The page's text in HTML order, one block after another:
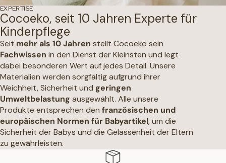
EXPERTISE
Cocoeko, seit 10 Jahren Experte für
Kinderpflege
Seit mehr als 10 Jahren stellt Cocoeko sein
Fachwissen in den Dienst der Kleinsten und legt
dabei besonderen Wert auf jedes Detail. Unsere
Materialien werden sorgfältig aufgrund ihrer
Weichheit, Sicherheit und geringen
Umweltbelastung ausgewählt. Alle unsere
Produkte entsprechen den französischen und
europäischen Normen für Babyartikel, um die
Sicherheit der Babys und die Gelassenheit der Eltern
zu gewährleisten.